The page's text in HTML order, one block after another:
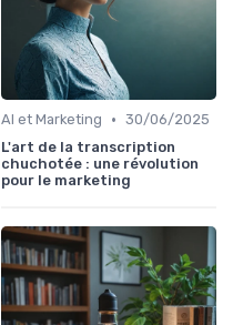
AI et Marketing • 30/06/2025
L'art de la transcription
chuchotée : une révolution
pour le marketing